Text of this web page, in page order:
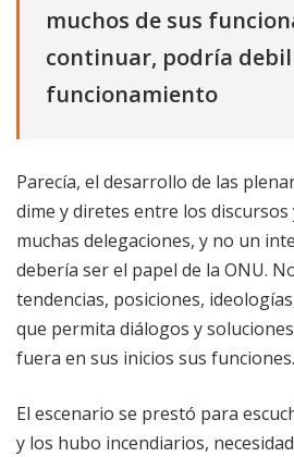
muchos de sus
continuar, podría
funcionamiento
Parecía, el desarrollo de las
dime y diretes entre los discursos
muchas delegaciones, y no un
debería ser el papel de la ONU.
tendencias, posiciones,
que permita diálogos y
fuera en sus inicios sus funciones.
El escenario se prestó para
y los hubo incendiarios,